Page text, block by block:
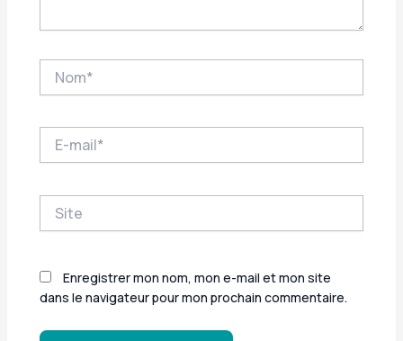
mail*
Enregistrer mon nom, mon e-mail et mon site
dans le navigateur pour mon prochain commentaire.